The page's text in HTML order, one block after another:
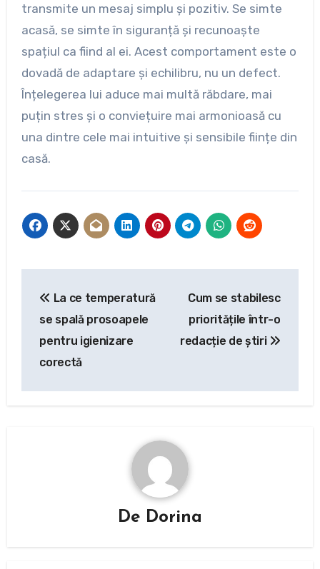
transmite un mesaj simplu și pozitiv. Se simte
acasă, se simte în siguranță și recunoaște
spațiul ca fiind al ei. Acest comportament este o
dovadă de adaptare și echilibru, nu un defect.
Înțelegerea lui aduce mai multă răbdare, mai
puțin stres și o conviețuire mai armonioasă cu
una dintre cele mai intuitive și sensibile ființe din
casă.
în
articole
La ce temperatură
se spală prosoapele
pentru igienizare
corectă
Cum se stabilesc
prioritățile într-o
redacție de știri
De Dorina